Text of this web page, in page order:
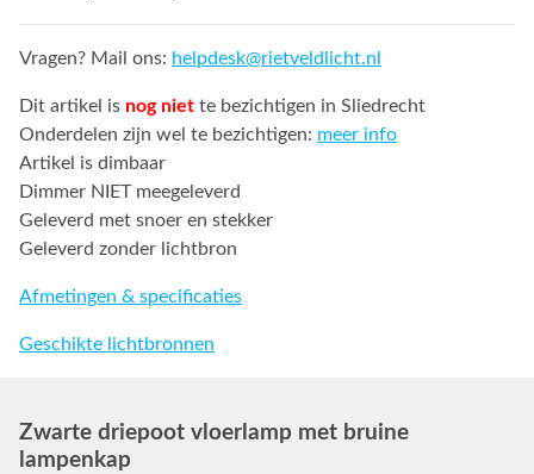
Vragen? Mail ons: helpdesk@rietveldlicht.nl
Dit artikel is nog niet te bezichtigen in Sliedrecht
Onderdelen zijn wel te bezichtigen: meer info
Artikel is dimbaar
Dimmer NIET meegeleverd
Geleverd met snoer en stekker
Geleverd zonder lichtbron
Afmetingen & specificaties
Geschikte lichtbronnen
Zwarte driepoot vloerlamp met bruine
lampenkap